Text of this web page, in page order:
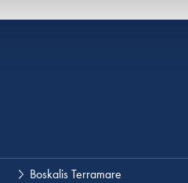
Boskalis Terramare